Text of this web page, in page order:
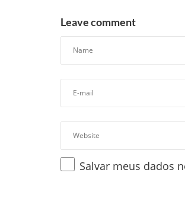
Leave comment
Salvar meus dados